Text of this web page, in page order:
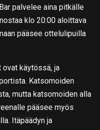
palvelee aina pitkälle
klo 20:00 aloittava
pääsee ottelulipuilla
ovat käytössä, ja
Katsomoiden
mutta katsomoiden alla
pääsee myös
Itäpäädyn ja